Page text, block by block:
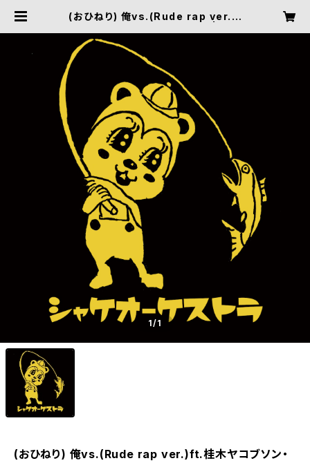
(おひねり) 俺vs.(Rude rap ver.)f
ーケストラオフィシャルサイト
1/1
(おひねり) 俺vs.(Rude rap ver.)ft.桂木ヤコブソン・